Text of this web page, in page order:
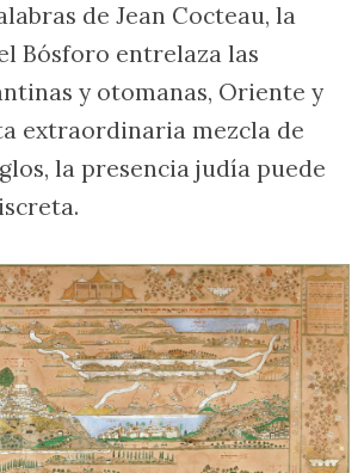
de Jean Cocteau, la
Bósforo entrelaza las
y otomanas, Oriente y
extraordinaria mezcla de
la presencia judía puede